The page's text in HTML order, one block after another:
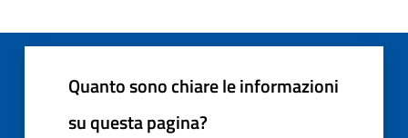
Quanto sono chiare le informazioni
su questa pagina?